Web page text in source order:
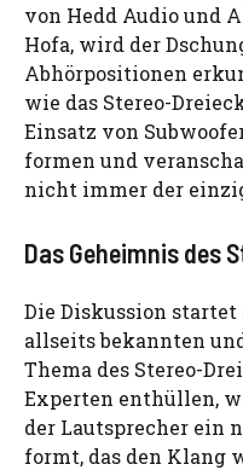
von Hedd Audio und
Hofa, wird der
Abhörpositionen
wie das Stereo-
Einsatz von
formen und
nicht immer der
Das Geheimnis des
Die Diskussion
allseits bekannten
Thema des Stereo-
Experten enthüllen,
der Lautsprecher ein
formt, das den Klang